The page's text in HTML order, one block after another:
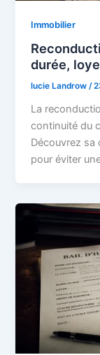
Immobilier
durée,
lucie Landrow/
La
continuité du
Découvrez sa
pour éviter